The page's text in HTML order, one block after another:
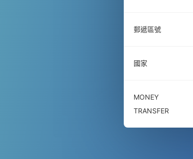
郵遞區號
國家
MONEY
TRANSFER